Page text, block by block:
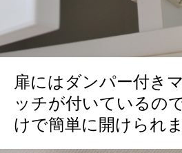
扉にはダンパー付き
ッチが付いているの
けで簡単に開けられま